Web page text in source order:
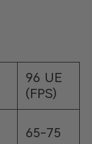
96 UE
(FPS)
65-75